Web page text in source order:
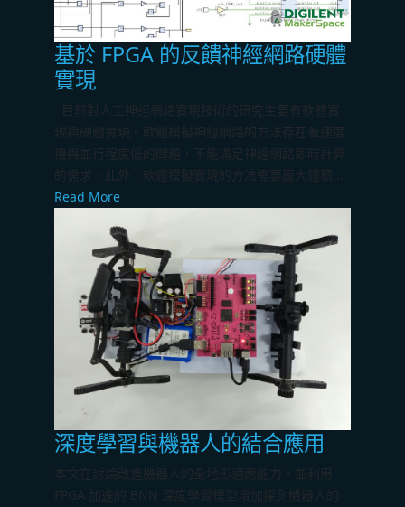
基於 FPGA 的反饋神經網路硬體
實現
目前對人工神經網絡實現技術的研究主要有軟體實
現與硬體實現。軟體模擬神經網路的方法存在著速度
慢與並行程度低的問題，不能滿足神經網路即時計算
的需求。此外，軟體模擬實現的方法需要龐大體積...
Read More
深度學習與機器人的結合應用
本文在討論改進機器人的全地形適應能力，並利用
FPGA 加速的 BNN 深度學習模型增加探測機器人的